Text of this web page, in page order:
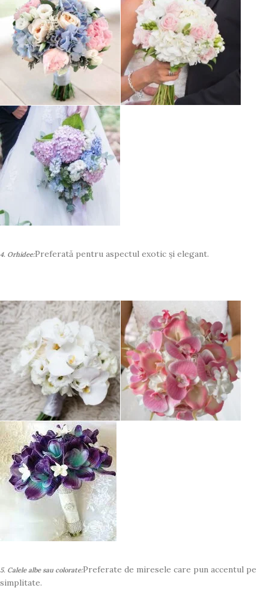
4. Orhidee:Preferată pentru aspectul exotic și elegant.
5. Calele albe sau colorate:Preferate de miresele care pun accentul pe
simplitate.